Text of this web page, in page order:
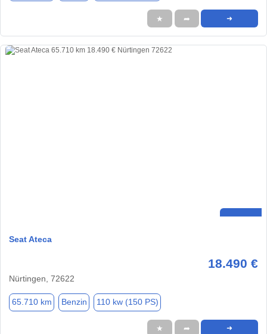
★ ➦ ➜
Seat Ateca
18.490 €
Nürtingen, 72622
65.710 km Benzin 110 kw (150 PS)
★ ➦ ➜